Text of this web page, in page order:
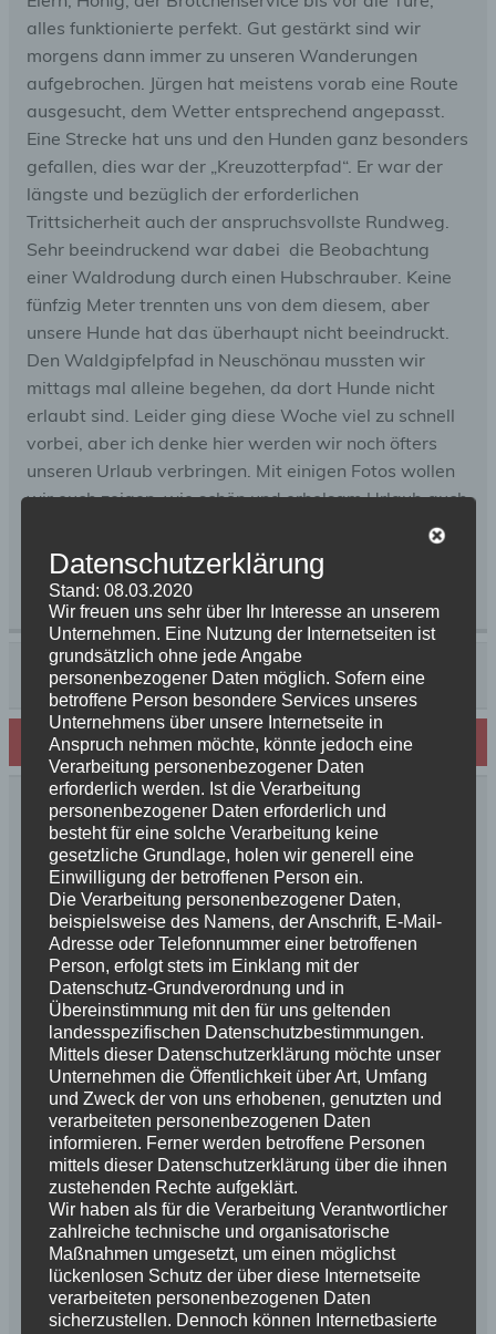
alles funktionierte perfekt. Gut gestärkt sind wir
morgens dann immer zu unseren Wanderungen
aufgebrochen. Jürgen hat meistens vorab eine Route
ausgesucht, dem Wetter entsprechend angepasst.
Eine Strecke hat uns und den Hunden ganz besonders
gefallen, dies war der „Kreuzotterpfad“. Er war der
längste und bezüglich der erforderlichen
Trittsicherheit auch der anspruchsvollste Rundweg.
Sehr beeindruckend war dabei die Beobachtung
einer Waldrodung durch einen Hubschrauber. Keine
fünfzig Meter trennten uns von dem diesem, aber
unsere Hunde hat das überhaupt nicht beeindruckt.
Den Waldgipfelpfad in Neuschönau mussten wir
mittags mal alleine begehen, da dort Hunde nicht
erlaubt sind. Leider ging diese Woche viel zu schnell
vorbei, aber ich denke hier werden wir noch öfters
unseren Urlaub verbringen. Mit einigen Fotos wollen
wir euch zeigen, wie schön und erholsam Urlaub auch
Kategorie:News 2017 Schlagwörter:
Wald
Beitragsnavigation
« Erfreuliche Postzustellung
Lia hat ihr Herzblatt gefunden »
Schreibe einen Kommentar
Deine E-Mail-Adresse wird nicht veröffentlicht.
Erforderliche Felder sind mit*markiert
Kommentar*
Name*
E-Mail-Adresse*
Website
Datenschutzerklärung
Stand: 08.03.2020
Wir freuen uns sehr über Ihr Interesse an unserem
Unternehmen. Eine Nutzung der Internetseiten ist
grundsätzlich ohne jede Angabe
personenbezogener Daten möglich. Sofern eine
betroffene Person besondere Services unseres
Unternehmens über unsere Internetseite in
Anspruch nehmen möchte, könnte jedoch eine
Verarbeitung personenbezogener Daten
erforderlich werden. Ist die Verarbeitung
personenbezogener Daten erforderlich und
besteht für eine solche Verarbeitung keine
gesetzliche Grundlage, holen wir generell eine
Einwilligung der betroffenen Person ein.
Die Verarbeitung personenbezogener Daten,
beispielsweise des Namens, der Anschrift, E-Mail-
Adresse oder Telefonnummer einer betroffenen
Person, erfolgt stets im Einklang mit der
Datenschutz-Grundverordnung und in
Übereinstimmung mit den für uns geltenden
landesspezifischen Datenschutzbestimmungen.
Mittels dieser Datenschutzerklärung möchte unser
Unternehmen die Öffentlichkeit über Art, Umfang
und Zweck der von uns erhobenen, genutzten und
verarbeiteten personenbezogenen Daten
informieren. Ferner werden betroffene Personen
mittels dieser Datenschutzerklärung über die ihnen
zustehenden Rechte aufgeklärt.
Wir haben als für die Verarbeitung Verantwortlicher
zahlreiche technische und organisatorische
Maßnahmen umgesetzt, um einen möglichst
lückenlosen Schutz der über diese Internetseite
verarbeiteten personenbezogenen Daten
sicherzustellen. Dennoch können Internetbasierte